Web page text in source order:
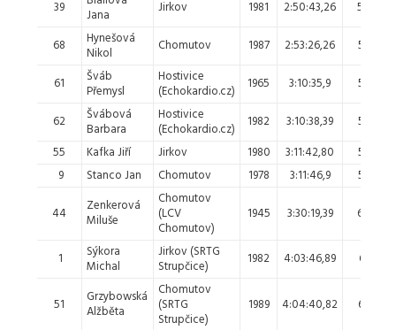
39
Jana
Jirkov 1981 2:50:43,26 54.
68
Hynešová
Nikol
Chomutov 1987 2:53:26,26 55.
61
Šváb
Přemysl
Hostivice
(Echokardio.cz)
1965 3:10:35,9 56.
62
Švábová
Barbara
Hostivice
(Echokardio.cz)
1982 3:10:38,39
57.
55
Kafka Jiří Jirkov 1980 3:11:42,80
58.
9
Stanco Jan Chomutov 1978 3:11:46,9 59.
44
Zenkerová
Miluše
Chomutov
(LCV
Chomutov)
1945 3:30:19,39 60.
1
Sýkora
Michal
Jirkov (SRTG
Strupčice)
1982 4:03:46,89 61.
51
Grzybowská
Alžběta
Chomutov
(SRTG
Strupčice)
1989 4:04:40,82 62.